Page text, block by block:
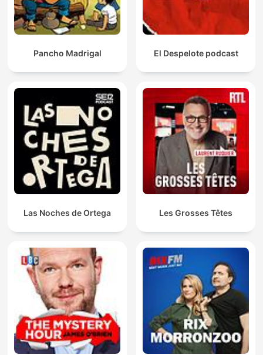
Pancho Madrigal El Despelote podcast
Las Noches de Ortega Les Grosses Têtes